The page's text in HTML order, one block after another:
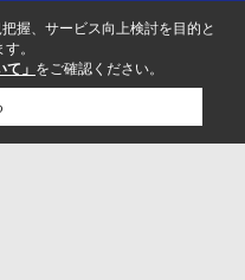
握、サービス向上検討を目的と
。
」 をご確認ください。